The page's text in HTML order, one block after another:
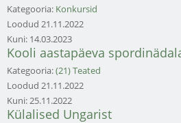
Kategooria: Konkursid
Loodud 21.11.2022
Kuni: 14.03.2023
Kooli aastapäeva
Kategooria:(21) Teated
Loodud 21.11.2022
Kuni:25.11.2022
Külalised Ungarist